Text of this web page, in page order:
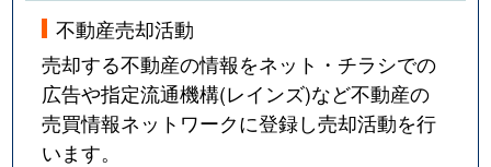
不動産売却活動
売却する不動産の情報をネット・チラシでの
広告や指定流通機構(レインズ)など不動産の
売買情報ネットワークに登録し売却活動を行
います。